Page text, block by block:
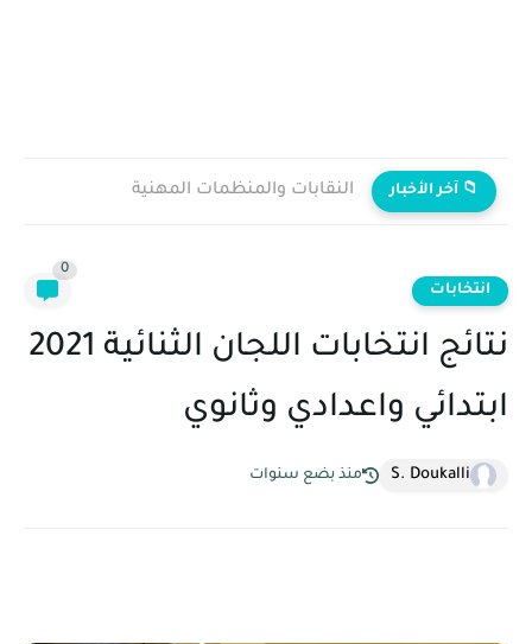
📁 آخر الأخبار النقابات والمنظمات المهنية
انتخابات
0
نتائج انتخابات اللجان الثنائية 2021
ابتدائي واعدادي وثانوي
S. Doukalli منذ بضع سنوات